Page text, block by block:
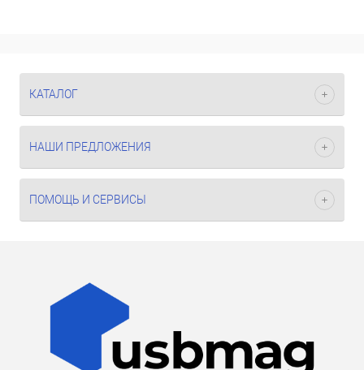
КАТАЛОГ
НАШИ ПРЕДЛОЖЕНИЯ
ПОМОЩЬ И СЕРВИСЫ